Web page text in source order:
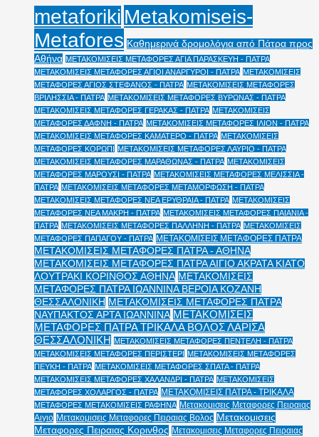
metaforiki Metakomiseis-
Metafores Καθημερινά δρομολόγια από Πάτρα προς
Αθήνα ΜΕΤΑΚΟΜΙΣΕΙΣ ΜΕΤΑΦΟΡΕΣ ΑΓΙΑ ΠΑΡΑΣΚΕΥΗ - ΠΑΤΡΑ
ΜΕΤΑΚΟΜΙΣΕΙΣ ΜΕΤΑΦΟΡΕΣ ΑΓΙΟΙ ΑΝΑΡΓΥΡΟΙ - ΠΑΤΡΑ ΜΕΤΑΚΟΜΙΣΕΙΣ
ΜΕΤΑΦΟΡΕΣ ΑΓΙΟΣ ΣΤΕΦΑΝΟΣ - ΠΑΤΡΑ ΜΕΤΑΚΟΜΙΣΕΙΣ ΜΕΤΑΦΟΡΕΣ
ΒΡΙΛΗΣΣΙΑ - ΠΑΤΡΑ ΜΕΤΑΚΟΜΙΣΕΙΣ ΜΕΤΑΦΟΡΕΣ ΒΥΡΩΝΑΣ - ΠΑΤΡΑ
ΜΕΤΑΚΟΜΙΣΕΙΣ ΜΕΤΑΦΟΡΕΣ ΓΕΡΑΚΑΣ - ΠΑΤΡΑ ΜΕΤΑΚΟΜΙΣΕΙΣ
ΜΕΤΑΦΟΡΕΣ ΔΑΦΝΗ - ΠΑΤΡΑ ΜΕΤΑΚΟΜΙΣΕΙΣ ΜΕΤΑΦΟΡΕΣ ΙΛΙΟΝ - ΠΑΤΡΑ
ΜΕΤΑΚΟΜΙΣΕΙΣ ΜΕΤΑΦΟΡΕΣ ΚΑΜΑΤΕΡΟ - ΠΑΤΡΑ ΜΕΤΑΚΟΜΙΣΕΙΣ
ΜΕΤΑΦΟΡΕΣ ΚΟΡΩΠΙ ΜΕΤΑΚΟΜΙΣΕΙΣ ΜΕΤΑΦΟΡΕΣ ΛΑΥΡΙΟ - ΠΑΤΡΑ
ΜΕΤΑΚΟΜΙΣΕΙΣ ΜΕΤΑΦΟΡΕΣ ΜΑΡΑΘΩΝΑΣ - ΠΑΤΡΑ ΜΕΤΑΚΟΜΙΣΕΙΣ
ΜΕΤΑΦΟΡΕΣ ΜΑΡΟΥΣΙ - ΠΑΤΡΑ ΜΕΤΑΚΟΜΙΣΕΙΣ ΜΕΤΑΦΟΡΕΣ ΜΕΛΙΣΣΙΑ -
ΠΑΤΡΑ ΜΕΤΑΚΟΜΙΣΕΙΣ ΜΕΤΑΦΟΡΕΣ ΜΕΤΑΜΟΡΦΩΣΗ - ΠΑΤΡΑ
ΜΕΤΑΚΟΜΙΣΕΙΣ ΜΕΤΑΦΟΡΕΣ ΝΕΑ ΕΡΥΘΡΑΙΑ - ΠΑΤΡΑ ΜΕΤΑΚΟΜΙΣΕΙΣ
ΜΕΤΑΦΟΡΕΣ ΝΕΑ ΜΑΚΡΗ - ΠΑΤΡΑ ΜΕΤΑΚΟΜΙΣΕΙΣ ΜΕΤΑΦΟΡΕΣ ΠΑΙΑΝΙΑ -
ΠΑΤΡΑ ΜΕΤΑΚΟΜΙΣΕΙΣ ΜΕΤΑΦΟΡΕΣ ΠΑΛΛΗΝΗ - ΠΑΤΡΑ ΜΕΤΑΚΟΜΙΣΕΙΣ
ΜΕΤΑΦΟΡΕΣ ΠΑΠΑΓΟΥ - ΠΑΤΡΑ ΜΕΤΑΚΟΜΙΣΕΙΣ ΜΕΤΑΦΟΡΕΣ ΠΑΤΡΑ
ΜΕΤΑΚΟΜΙΣΕΙΣ ΜΕΤΑΦΟΡΕΣ ΠΑΤΡΑ - ΑΘΗΝΑ
ΜΕΤΑΚΟΜΙΣΕΙΣ ΜΕΤΑΦΟΡΕΣ ΠΑΤΡΑ ΑΙΓΙΟ ΑΚΡΑΤΑ ΚΙΑΤΟ
ΛΟΥΤΡΑΚΙ ΚΟΡΙΝΘΟΣ ΑΘΗΝΑ ΜΕΤΑΚΟΜΙΣΕΙΣ
ΜΕΤΑΦΟΡΕΣ ΠΑΤΡΑ ΙΩΑΝΝΙΝΑ ΒΕΡΟΙΑ ΚΟΖΑΝΗ
ΘΕΣΣΑΛΟΝΙΚΗ ΜΕΤΑΚΟΜΙΣΕΙΣ ΜΕΤΑΦΟΡΕΣ ΠΑΤΡΑ
ΝΑΥΠΑΚΤΟΣ ΑΡΤΑ ΙΩΑΝΝΙΝΑ ΜΕΤΑΚΟΜΙΣΕΙΣ
ΜΕΤΑΦΟΡΕΣ ΠΑΤΡΑ ΤΡΙΚΑΛΑ ΒΟΛΟΣ ΛΑΡΙΣΑ
ΘΕΣΣΑΛΟΝΙΚΗ ΜΕΤΑΚΟΜΙΣΕΙΣ ΜΕΤΑΦΟΡΕΣ ΠΕΝΤΕΛΗ - ΠΑΤΡΑ
ΜΕΤΑΚΟΜΙΣΕΙΣ ΜΕΤΑΦΟΡΕΣ ΠΕΡΙΣΤΕΡΙ ΜΕΤΑΚΟΜΙΣΕΙΣ ΜΕΤΑΦΟΡΕΣ
ΠΕΥΚΗ - ΠΑΤΡΑ ΜΕΤΑΚΟΜΙΣΕΙΣ ΜΕΤΑΦΟΡΕΣ ΣΠΑΤΑ - ΠΑΤΡΑ
ΜΕΤΑΚΟΜΙΣΕΙΣ ΜΕΤΑΦΟΡΕΣ ΧΑΛΑΝΔΡΙ - ΠΑΤΡΑ ΜΕΤΑΚΟΜΙΣΕΙΣ
ΜΕΤΑΦΟΡΕΣ ΧΟΛΑΡΓΟΣ - ΠΑΤΡΑ ΜΕΤΑΚΟΜΙΣΕΙΣ ΠΑΤΡΑ - ΤΡΙΚΑΛΑ
ΜΕΤΑΦΟΡΕΣ ΜΕΤΑΚΟΜΙΣΕΙΣ ΡΑΦΗΝΑ Μετακομισεις Μεταφορες Πειραιας
Αιγιο Μετακομισεις Μεταφορες Πειραιας Βολος Μετακομισεις
Μεταφορες Πειραιας Κορινθος Μετακομισεις Μεταφορες Πειραιας